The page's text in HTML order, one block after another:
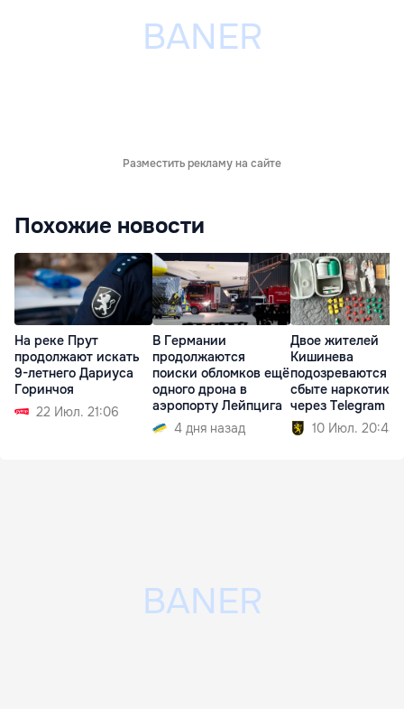
Разместить рекламу на сайте
Похожие новости
На реке Прут
продолжают искать
9-летнего Дариуса
Горинчоя
22 Июл. 21:06
В Германии
продолжаются
поиски обломков ещё
одного дрона в
аэропорту Лейпцига
4 дня назад
Двое жителей
Кишинева
подозреваются в
сбыте наркотиков
через Telegram
10 Июл. 20:43